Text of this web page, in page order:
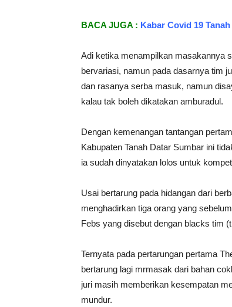
BACA JUGA : Kabar Covid 19
Adi ketika menampilkan masakannya
bervariasi, namun pada dasarnya tim
dan rasanya serba masuk, namun
kalau tak boleh dikatakan amburadul.
Dengan kemenangan tantangan
Kabupaten Tanah Datar Sumbar ini
ia sudah dinyatakan lolos untuk
Usai bertarung pada hidangan dari
menghadirkan tiga orang yang
Febs yang disebut dengan blacks tim
Ternyata pada pertarungan pertama
bertarung lagi mrmasak dari bahan
juri masih memberikan kesempatan
mundur.